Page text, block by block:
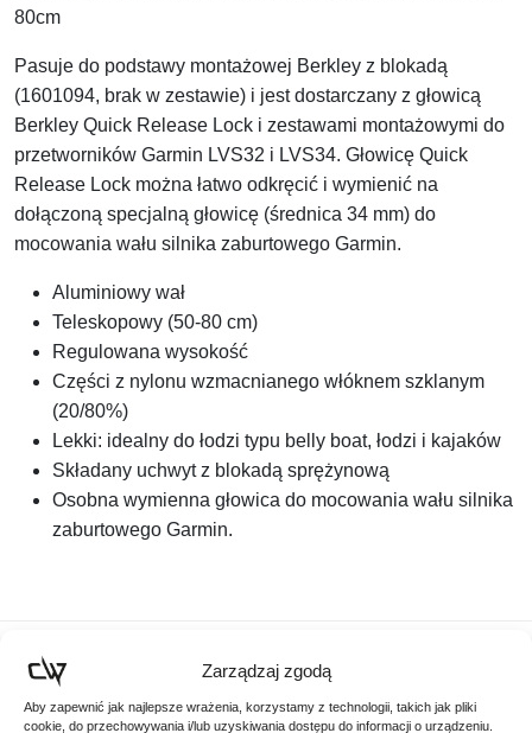
Zarządzaj zgodą
Aby zapewnić jak najlepsze wrażenia, korzystamy z technologii, takich jak pliki
cookie, do przechowywania i/lub uzyskiwania dostępu do informacji o urządzeniu.
80cm
Pasuje do podstawy montażowej Berkley z blokadą
(1601094, brak w zestawie) i jest dostarczany z głowicą
Berkley Quick Release Lock i zestawami montażowymi do
przetworników Garmin LVS32 i LVS34. Głowicę Quick
Release Lock można łatwo odkręcić i wymienić na
dołączoną specjalną głowicę (średnica 34 mm) do
mocowania wału silnika zaburtowego Garmin.
Aluminiowy wał
Teleskopowy (50-80 cm)
Regulowana wysokość
Części z nylonu wzmacnianego włóknem szklanym
(20/80%)
Lekki: idealny do łodzi typu belly boat, łodzi i kajaków
Składany uchwyt z blokadą sprężynową
Osobna wymienna głowica do mocowania wału silnika
zaburtowego Garmin.
Podobne produkty